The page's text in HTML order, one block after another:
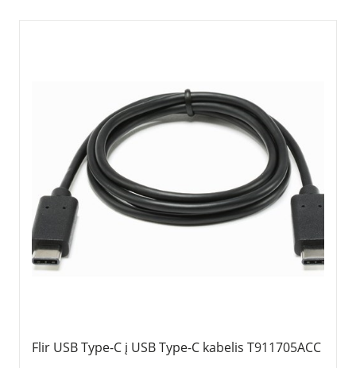
Flir USB Type-C į USB Type-C kabelis T911705ACC